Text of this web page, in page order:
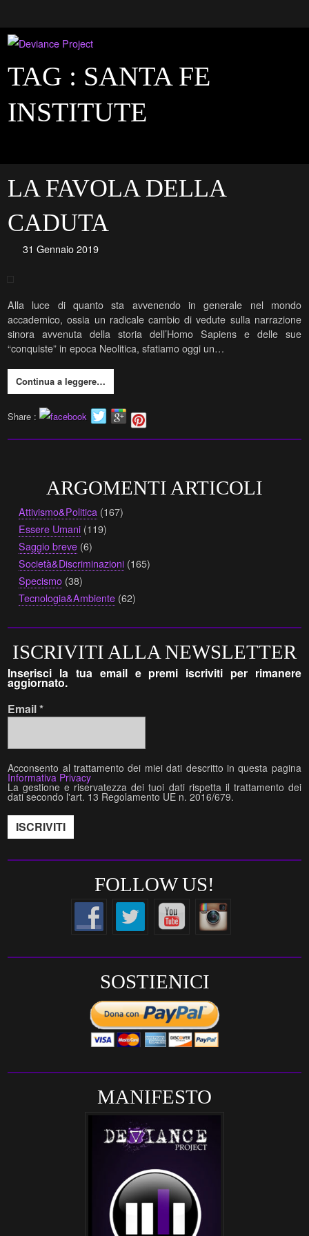
TAG : SANTA FE
INSTITUTE
LA FAVOLA DELLA
CADUTA
31 Gennaio 2019
Alla luce di quanto sta avvenendo in generale nel mondo
accademico, ossia un radicale cambio di vedute sulla narrazione
sinora avvenuta della storia dell’Homo Sapiens e delle sue
“conquiste” in epoca Neolitica, sfatiamo oggi un…
Continua a leggere…
Share :
ARGOMENTI ARTICOLI
Attivismo&Politica (167)
Essere Umani (119)
Saggio breve (6)
Società&Discriminazioni (165)
Specismo (38)
Tecnologia&Ambiente (62)
ISCRIVITI ALLA NEWSLETTER
Inserisci la tua email e premi iscriviti per rimanere
aggiornato.
Email*
Acconsento al trattamento dei miei dati descritto in questa pagina
Informativa Privacy
La gestione e riservatezza dei tuoi dati rispetta il trattamento dei
dati secondo l'art. 13 Regolamento UE n. 2016/679.
FOLLOW US!
SOSTIENICI
MANIFESTO